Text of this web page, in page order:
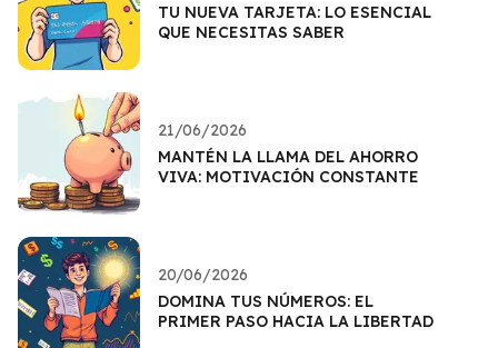
TU NUEVA TARJETA: LO ESENCIAL
QUE NECESITAS SABER
21/06/2026
MANTÉN LA LLAMA DEL AHORRO
VIVA: MOTIVACIÓN CONSTANTE
20/06/2026
DOMINA TUS NÚMEROS: EL
PRIMER PASO HACIA LA LIBERTAD